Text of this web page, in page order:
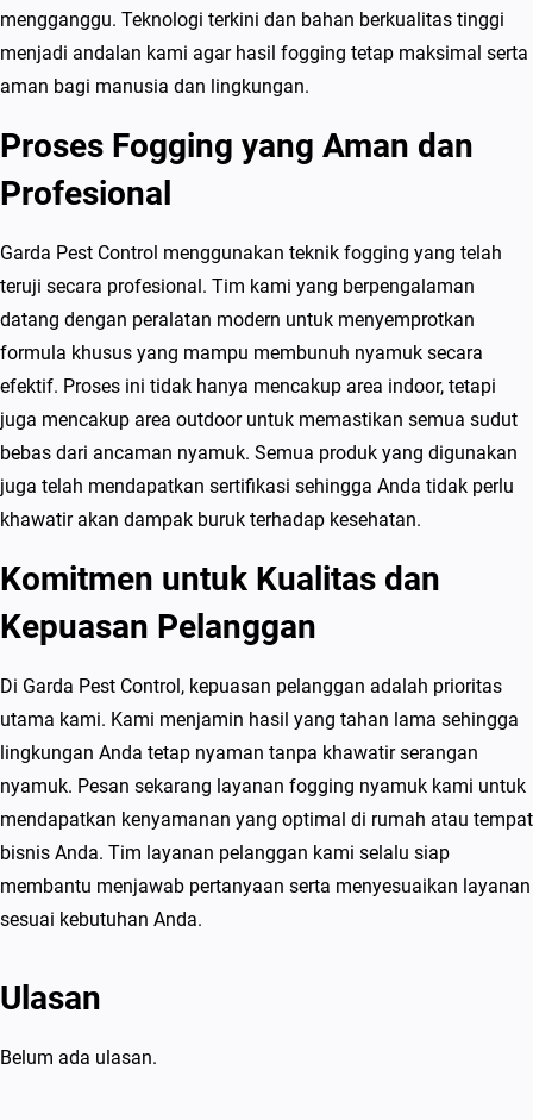
l
e
u
n
y
i
a
n
d
u
g
K
u
a
i
s
m
mengganggu. Teknologi terkini dan bahan berkualitas tinggi
menjadi andalan kami agar hasil fogging tetap maksimal serta
aman bagi manusia dan lingkungan.
Proses Fogging yang Aman dan
Profesional
Garda Pest Control menggunakan teknik fogging yang telah
teruji secara profesional. Tim kami yang berpengalaman
datang dengan peralatan modern untuk menyemprotkan
formula khusus yang mampu membunuh nyamuk secara
efektif. Proses ini tidak hanya mencakup area indoor, tetapi
juga mencakup area outdoor untuk memastikan semua sudut
bebas dari ancaman nyamuk. Semua produk yang digunakan
juga telah mendapatkan sertifikasi sehingga Anda tidak perlu
khawatir akan dampak buruk terhadap kesehatan.
Komitmen untuk Kualitas dan
Kepuasan Pelanggan
Di Garda Pest Control, kepuasan pelanggan adalah prioritas
utama kami. Kami menjamin hasil yang tahan lama sehingga
lingkungan Anda tetap nyaman tanpa khawatir serangan
nyamuk. Pesan sekarang layanan fogging nyamuk kami untuk
mendapatkan kenyamanan yang optimal di rumah atau tempat
bisnis Anda. Tim layanan pelanggan kami selalu siap
membantu menjawab pertanyaan serta menyesuaikan layanan
sesuai kebutuhan Anda.
Ulasan
Belum ada ulasan.